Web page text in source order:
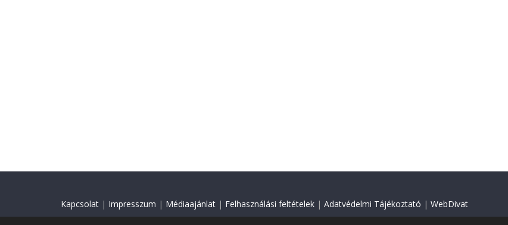
Kapcsolat | Impresszum | Médiaajánlat | Felhasználási feltételek | Adatvédelmi Tájékoztató | WebDivat